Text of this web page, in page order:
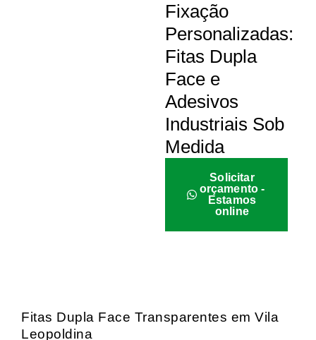
Fixação
Personalizadas:
Fitas Dupla
Face e
Adesivos
Industriais Sob
Medida
Solicitar
orçamento -
Estamos
online
Fitas Dupla Face Transparentes em Vila
Leopoldina